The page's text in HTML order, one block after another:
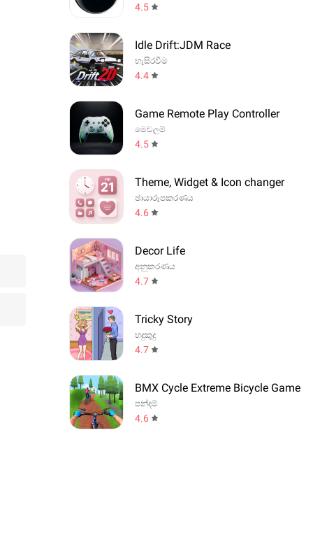
4.5
Idle Drift:JDM Race
හැසිරවීම
4.4
Game Remote Play Controller
මෙවලම්
4.5
Theme, Widget & Icon changer
ඡායාරූපකරණය
4.6
Decor Life
අනුකරණය
4.7
Tricky Story
හදුකුදු
4.7
BMX Cycle Extreme Bicycle Game
පන්දම්
4.6